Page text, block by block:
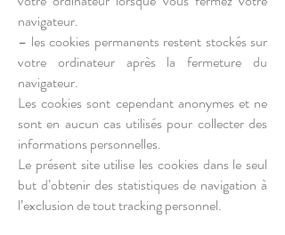
navigateur.
– les cookies permanents restent stockés sur
votre ordinateur après la fermeture du
navigateur.
Les cookies sont cependant anonymes et ne
sont en aucun cas utilisés pour collecter des
informations personnelles.
Le présent site utilise les cookies dans le seul
but d’obtenir des statistiques de navigation à
l’exclusion de tout tracking personnel.